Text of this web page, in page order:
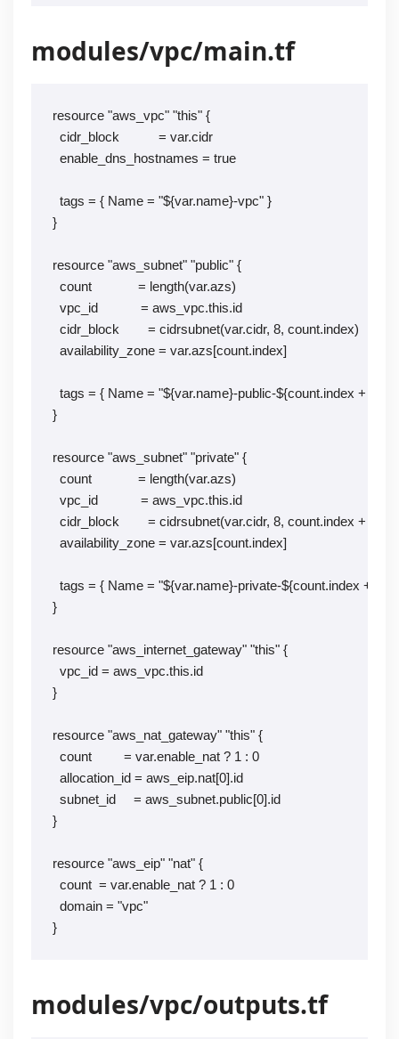
modules/vpc/main.tf
resource "aws_vpc" "this" {
  cidr_block           = var.cidr
  enable_dns_hostnames = true
  tags = { Name = "${var.name}-vpc" }
}
resource "aws_subnet" "public" {
  count             = length(var.azs)
  vpc_id            = aws_vpc.this.id
  cidr_block        = cidrsubnet(var.cidr, 8, count.index)
  availability_zone = var.azs[count.index]
  tags = { Name = "${var.name}-public-${count.index + 1}" }
}
resource "aws_subnet" "private" {
  count             = length(var.azs)
  vpc_id            = aws_vpc.this.id
  cidr_block        = cidrsubnet(var.cidr, 8, count.index + 10)
  availability_zone = var.azs[count.index]
  tags = { Name = "${var.name}-private-${count.index + 1}" }
}
resource "aws_internet_gateway" "this" {
  vpc_id = aws_vpc.this.id
}
resource "aws_nat_gateway" "this" {
  count         = var.enable_nat ? 1 : 0
  allocation_id = aws_eip.nat[0].id
  subnet_id     = aws_subnet.public[0].id
}
resource "aws_eip" "nat" {
  count  = var.enable_nat ? 1 : 0
  domain = "vpc"
}
modules/vpc/outputs.tf